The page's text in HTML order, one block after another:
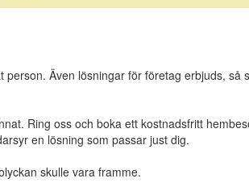
Även lösningar för företag erbjuds, så
Ring oss och boka ett kostnadsfritt
en lösning som passar just dig.
skulle vara framme.